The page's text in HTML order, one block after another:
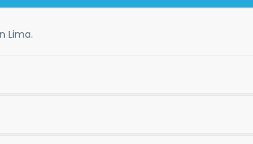
Lima.